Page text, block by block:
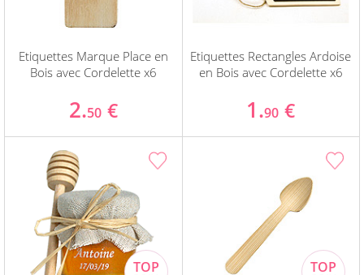
Etiquettes Marque Place en
Bois avec Cordelette x6
2.50 €
Etiquettes Rectangles Ardoise
en Bois avec Cordelette x6
1.90 €